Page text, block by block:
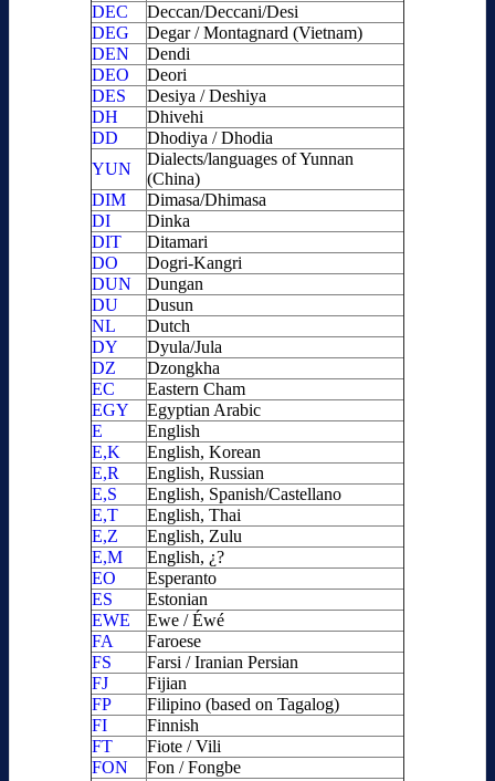
DEC
Deccan/Deccani/Desi
DEG
Degar / Montagnard (Vietnam)
DEN
Dendi
DEO
Deori
DES
Desiya / Deshiya
DH
Dhivehi
DD
Dhodiya / Dhodia
YUN
Dialects/languages of Yunnan
(China)
DIM
Dimasa/Dhimasa
DI
Dinka
DIT
Ditamari
DO
Dogri-Kangri
DUN
Dungan
DU
Dusun
NL
Dutch
DY
Dyula/Jula
DZ
Dzongkha
EC
Eastern Cham
EGY
Egyptian Arabic
E
English
E,K
English, Korean
E,R
English, Russian
E,S
English, Spanish/Castellano
E,T
English, Thai
E,Z
English, Zulu
E,M
English, ¿?
EO
Esperanto
ES
Estonian
EWE
Ewe / Éwé
FA
Faroese
FS
Farsi / Iranian Persian
FJ
Fijian
FP
Filipino (based on Tagalog)
FI
Finnish
FT
Fiote / Vili
FON
Fon / Fongbe